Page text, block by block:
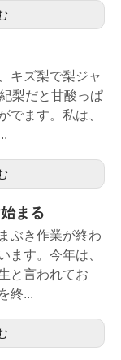
キズ梨で梨ジャ
梨だと甘酸っぱ
でます。私は、
まる
ぶき作業が終わ
ます。今年は、
と言われてお
終...